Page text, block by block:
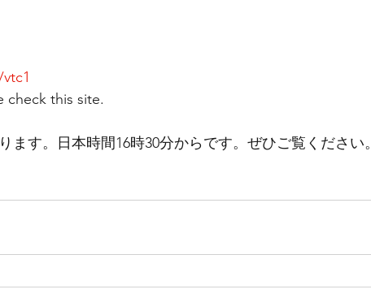
check this site.
ます。日本時間16時30分からです。ぜひご覧ください。